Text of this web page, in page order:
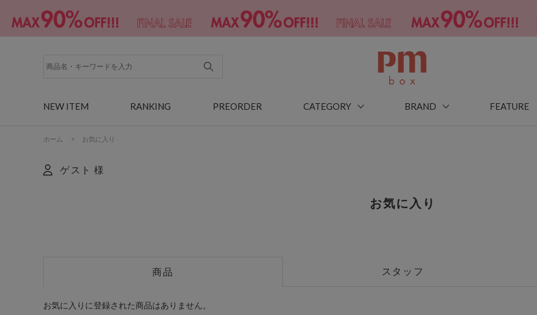
NEW ITEM RANKING PREORDER CATEGORY BRAND FEATURE
ホーム > お気に入り
ゲスト 様
お気に入り
商品 スタッフ
お気に入りに登録された商品はありません。